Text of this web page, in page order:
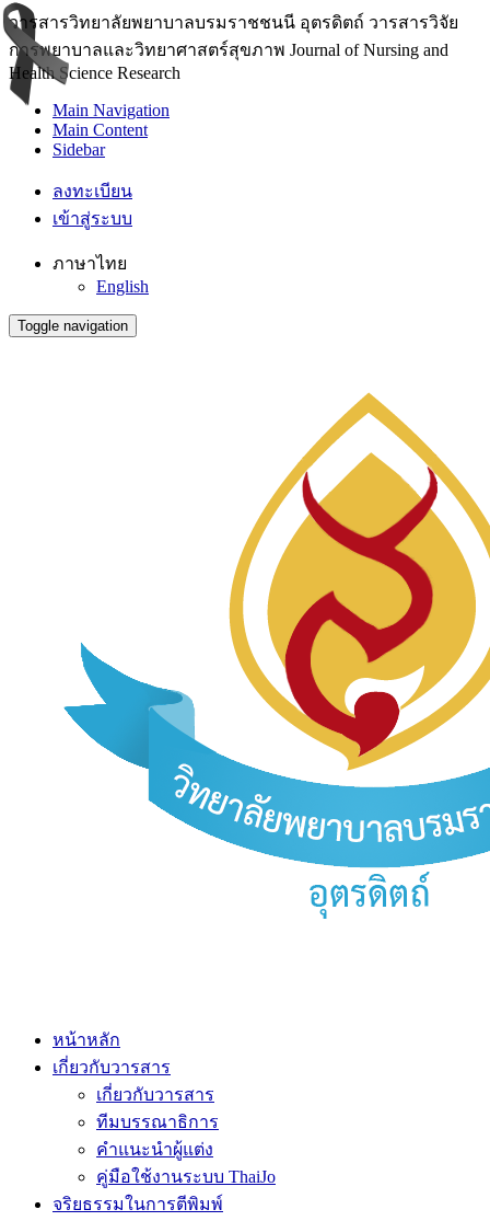
วารสารวิทยาลัยพยาบาลบรมราชชนนี อุตรดิตถ์ วารสารวิจัย
การพยาบาลและวิทยาศาสตร์สุขภาพ Journal of Nursing and
Health Science Research
Main Navigation
Main Content
Sidebar
ลงทะเบียน
เข้าสู่ระบบ
ภาษาไทย
English
Toggle navigation
หน้าหลัก
เกี่ยวกับวารสาร
เกี่ยวกับวารสาร
ทีมบรรณาธิการ
คำแนะนำผู้แต่ง
คู่มือใช้งานระบบ ThaiJo
จริยธรรมในการตีพิมพ์